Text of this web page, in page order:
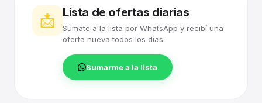
📩 Lista de ofertas diarias
Sumate a la lista por WhatsApp y recibí una
oferta nueva todos los días.
Sumarme a la lista